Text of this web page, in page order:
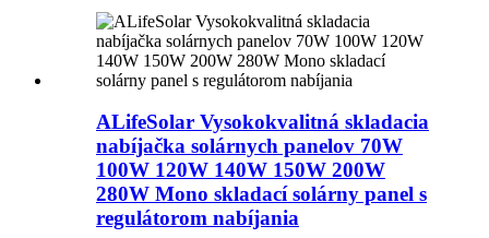
ALifeSolar Vysokokvalitná skladacia
nabíjačka solárnych panelov 70W
100W 120W 140W 150W 200W
280W Mono skladací solárny panel s
regulátorom nabíjania